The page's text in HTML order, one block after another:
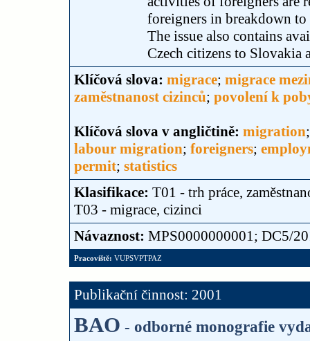
foreigners in breakdown
The issue also contains
Czech citizens to Slovakia
Klíčová slova: migrace; migrace
zaměstnanost cizinců; povolení k
Klíčová slova v angličtině: migration
labour migration; foreigners;
permit; statistics
Klasifikace: T01 - trh práce,
T03 - migrace, cizinci
Návaznost: MPS0000000001; DC5/
Pracoviště: VUPSVPTPAZ
Publikační činnost: 2001
BAO - odborné monografie